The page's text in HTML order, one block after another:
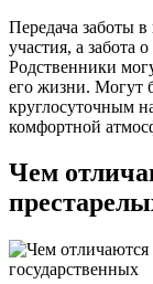
Передача заботы
участия, а забота
Родственники
его жизни. Могут
круглосуточным
комфортной
Чем